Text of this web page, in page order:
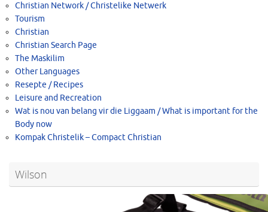
Christian Network / Christelike Netwerk
Tourism
Christian
Christian Search Page
The Maskilim
Other Languages
Resepte / Recipes
Leisure and Recreation
Wat is nou van belang vir die Liggaam / What is important for the
Body now
Kompak Christelik – Compact Christian
Wilson